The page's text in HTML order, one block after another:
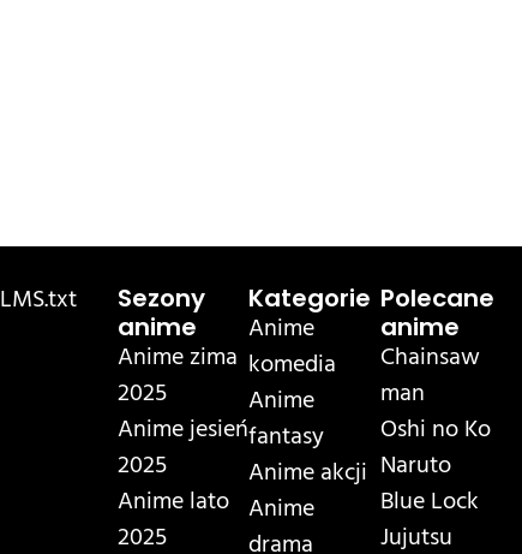
Sezony
anime
Anime zima
2025
Anime jesień
2025
Anime lato
2025
Kategorie
Anime
komedia
Anime
fantasy
Anime akcji
Anime
Polecane
anime
Chainsaw
man
Oshi no Ko
Naruto
Blue Lock
Jujutsu